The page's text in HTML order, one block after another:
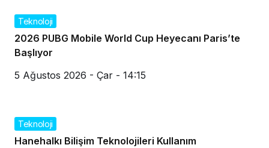
Teknoloji
2026 PUBG Mobile World Cup Heyecanı Paris’te
Başlıyor
5 Ağustos 2026 - Çar - 14:15
Teknoloji
Hanehalkı Bilişim Teknolojileri Kullanım